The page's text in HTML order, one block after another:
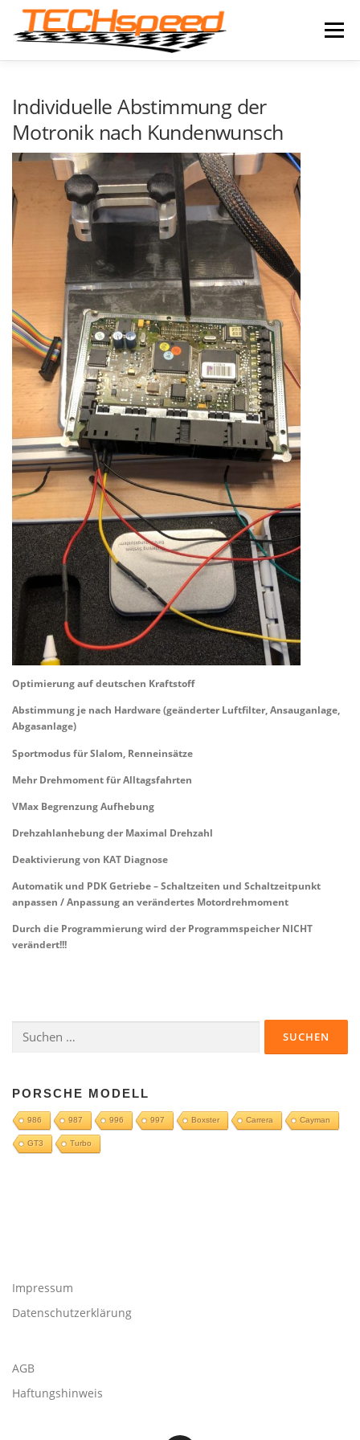
springen
Menü
PRODUKTE ONLINE-SHOP KONTAKT
Individuelle Abstimmung der
Motronik nach Kundenwunsch
Optimierung auf deutschen Kraftstoff
Abstimmung je nach Hardware (geänderter Luftfilter, Ansauganlage,
Abgasanlage)
Sportmodus für Slalom, Renneinsätze
Mehr Drehmoment für Alltagsfahrten
VMax Begrenzung Aufhebung
Drehzahlanhebung der Maximal Drehzahl
Deaktivierung von KAT Diagnose
Automatik und PDK Getriebe – Schaltzeiten und Schaltzeitpunkt
anpassen / Anpassung an verändertes Motordrehmoment
Durch die Programmierung wird der Programmspeicher NICHT
verändert!!!
nach:
PORSCHE MODELL
986 987 996 997 Boxster Carrera Cayman
GT3 Turbo
Impressum
Datenschutzerklärung
AGB
Haftungshinweis